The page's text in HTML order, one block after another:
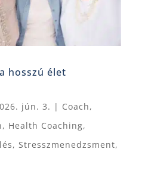
hosszú élet
jún. 3. | Coach,
, Health Coaching,
, Stresszmenedzsment,